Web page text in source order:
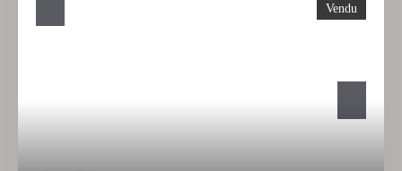
garage souterrain, grand sous-sol, climatisation, double vitrage,
volets électriques et vendu meublé, prêt à emménager ! A
Vendu